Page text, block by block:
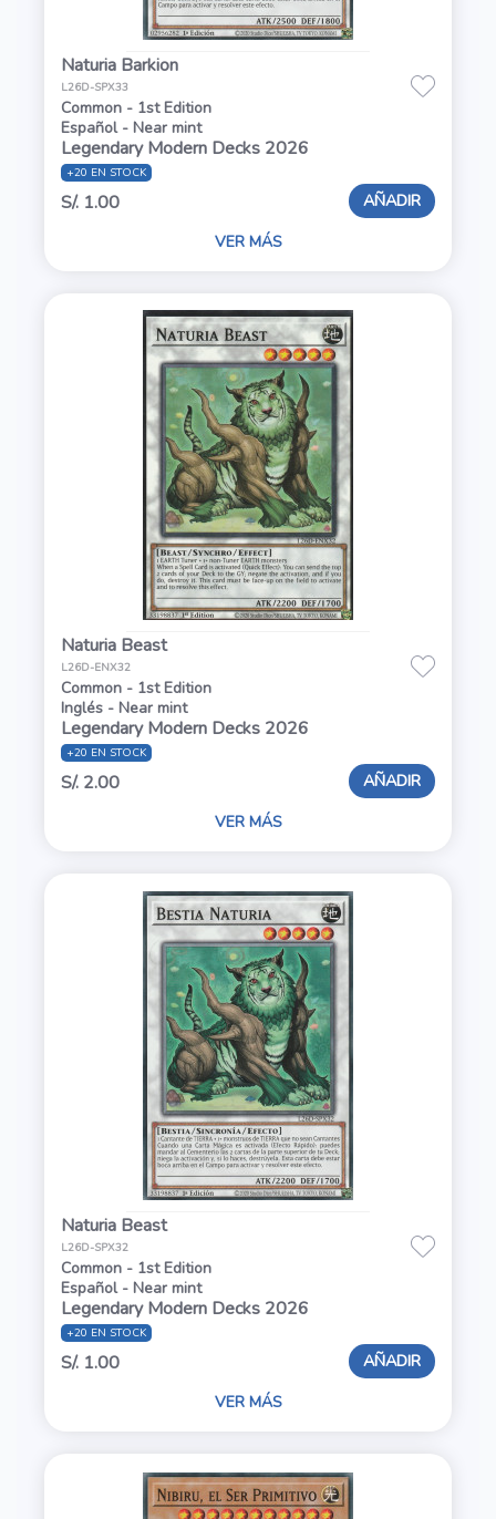
Naturia Barkion
L26D-SPX33
Common - 1st Edition
Español - Near mint
Legendary Modern Decks 2026
+20 EN STOCK
S/. 1.00 AÑADIR
VER MÁS
Naturia Beast
L26D-ENX32
Common - 1st Edition
Inglés - Near mint
Legendary Modern Decks 2026
+20 EN STOCK
S/. 2.00 AÑADIR
VER MÁS
Naturia Beast
L26D-SPX32
Common - 1st Edition
Español - Near mint
Legendary Modern Decks 2026
+20 EN STOCK
S/. 1.00 AÑADIR
VER MÁS